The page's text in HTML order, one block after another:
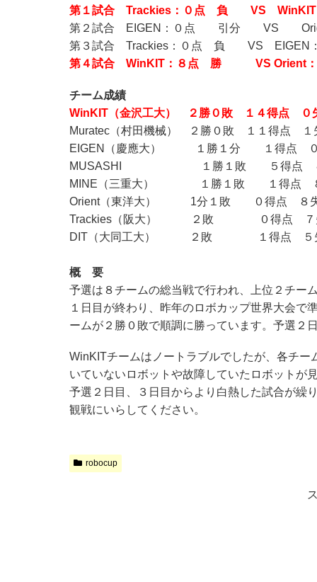
第１試合 Trackies：０点 負 VS
第２試合 EIGEN：０点 引分 VS
第３試合 Trackies：０点 負 VS EIGEN
第４試合 WinKIT：８点 勝 VS Orient
チーム成績
WinKIT（金沢工大） ２勝０敗 １４得点 ０
Muratec（村田機械） ２勝０敗 １１得点 １
EIGEN（慶應大） １勝１分 １得点 ０
MUSASHI １勝１敗 ５得点 ４
MINE（三重大） １勝１敗 １得点
Orient（東洋大） 1分１敗 ０得点 ８
Trackies（阪大） ２敗 ０得点 ７
DIT（大同工大） ２敗 １得点 ５
概 要
予選は８チームの総当戦で行われ、上位２チー
１日目が終わり、昨年のロボカップ世界大会で
ームが２勝０敗で順調に勝っています。予選２
WinKITチームはノートラブルでしたが、各チ
いていないロボットや故障していたロボットが
予選２日目、３日目からより白熱した試合が繰
観戦にいらしてください。
robocup